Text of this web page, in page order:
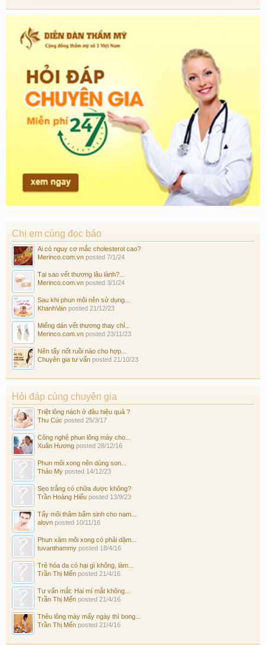
Chị em cùng đọc báo
Ai có nguy cơ mắc cholesterol cao?
Merinco.com.vn posted 7/1/24
Tại sao vết thương lâu lành?...
Merinco.com.vn posted 3/1/24
Sau khi phun môi nên sử dụng...
KhanhVan posted 21/12/23
Miếng dán vết thương thay chỉ...
Merinco.com.vn posted 23/11/23
Nên tẩy nốt ruồi nào cho hợp...
Chuyên gia tư vấn posted 21/10/23
Hỏi đáp cùng chuyên gia
Triệt lông nách ở đâu hiệu quả ?
Thu Cúc posted 25/3/17
Công nghệ phun lông mày cho...
Xuân Hương posted 28/12/16
Phun môi xong nên dùng son...
Thảo My posted 14/12/23
Sẹo trắng có chữa được không?
Trần Hoàng Hiếu posted 13/9/23
Tẩy môi thâm bẩm sinh cho nam...
alovn posted 10/11/16
Phun xăm môi xong có phải dặm...
tuvanthammy posted 18/4/16
Trẻ hóa da có hại gì không, làm...
Trần Thị Mến posted 21/4/16
Tư vấn mắt: Hai mí mắt không...
Trần Thị Mến posted 21/4/16
Thêu lông mày mấy ngày thì bong...
Trần Thị Mến posted 21/4/16